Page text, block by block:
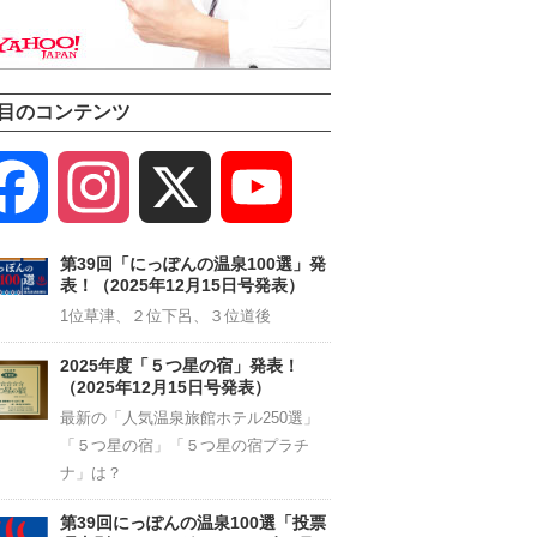
のコンテンツ
Facebook Instagram
Channel
第39回「にっぽんの温泉100選」発
表！（2025年12月15日号発表）
1位草津、２位下呂、３位道後
2025年度「５つ星の宿」発表！
（2025年12月15日号発表）
最新の「人気温泉旅館ホテル250選」
「５つ星の宿」「５つ星の宿プラチ
ナ」は？
第39回にっぽんの温泉100選「投票